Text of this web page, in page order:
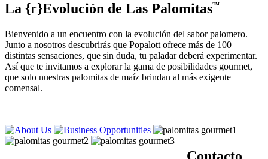
La {r}Evolución de Las Palomitas™
Bienvenido a un encuentro con la evolución del sabor palomero.
Junto a nosotros descubrirás que Popalott ofrece más de 100
distintas sensaciones, que sin duda, tu paladar deberá experimentar.
Así que te invitamos a explorar la gama de posibilidades gourmet,
que solo nuestras palomitas de maíz brindan al más exigente
comensal.